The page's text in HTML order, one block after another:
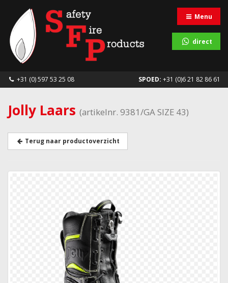
Menu
direct
+31 (0) 597 53 25 08 SPOED: +31 (0)6 21 82 86 61
Jolly Laars (artikelnr. 9381/GA SIZE 43)
Terug naar productoverzicht